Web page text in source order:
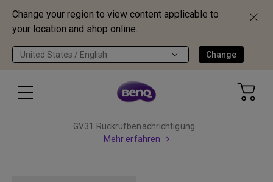
Change your region to view content applicable to
your location and shop online.
United States / English Change
GV31 Rückrufbenachrichtigung
Mehr erfahren